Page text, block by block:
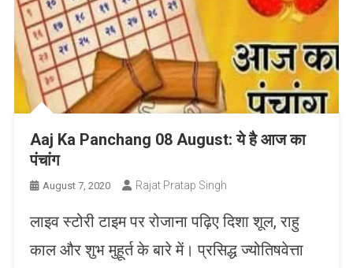
Aaj Ka Panchang 08 August: ये है आज का
पंचांग
August 7, 2020 Rajat Pratap Singh
लाइव स्टोरी टाइम पर रोजाना पढ़िए दिशा शूल, राहु
काल और शुभ मुहूर्त के बारे में। प्रसिद्ध ज्योतिषवेत्ता